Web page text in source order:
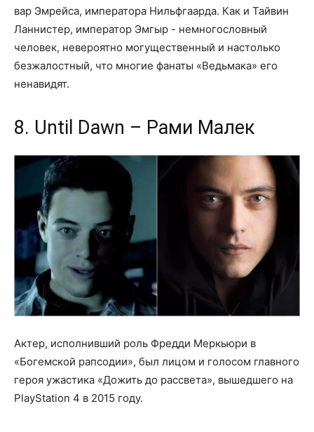
вар Эмрейса, императора Нильфгаарда. Как и Тайвин
Ланнистер, император Эмгыр - немногословный
человек, невероятно могущественный и настолько
безжалостный, что многие фанаты «Ведьмака» его
ненавидят.
8. Until Dawn – Рами Малек
Актер, исполнивший роль Фредди Меркьюри в
«Богемской рапсодии», был лицом и голосом главного
героя ужастика «Дожить до рассвета», вышедшего на
PlayStation 4 в 2015 году.